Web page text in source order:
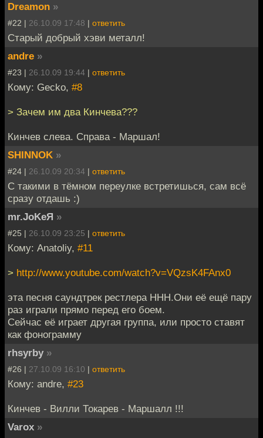
Dreamon »
#22 | 26.10.09 17:48 | ответить
Старый добрый хэви металл!
andre »
#23 | 26.10.09 19:44 | ответить
Кому: Gecko, #8
> Зачем им два Кинчева???
Кинчев слева. Справа - Маршал!
SHINNOK »
#24 | 26.10.09 20:34 | ответить
С такими в тёмном переулке встретишься, сам всё
сразу отдашь :)
mr.JoKeЯ »
#25 | 26.10.09 23:25 | ответить
Кому: Anatoliy, #11
> http://www.youtube.com/watch?v=VQzsK4FAnx0
эта песня саундтрек рестлера ННН.Они её ещё пару
раз играли прямо перед его боем.
Сейчас её играет другая группа, или просто ставят
как фонограмму
rhsyrby »
#26 | 27.10.09 16:10 | ответить
Кому: andre, #23
Кинчев - Вилли Токарев - Маршалл !!!
Varox »